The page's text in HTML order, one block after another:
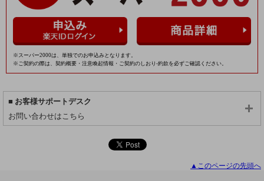
※スーパー2000は、単独でのお申込みとなります。
※ご契約の際は、契約概要・注意喚起情報・ご契約のしおり-約款を必ずご確認ください。
お客様サポートデスク
お問い合わせはこちら
▲このページの先頭へ